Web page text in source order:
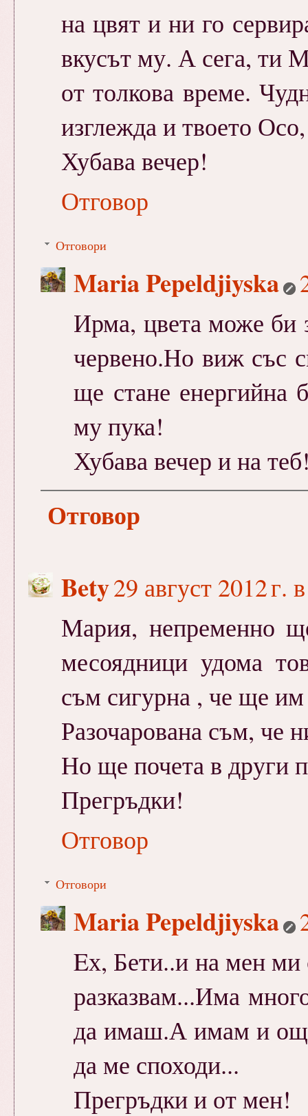
на цвят и ни го
вкусът му. А сега, ти
от толкова време.
изглежда и твоето
Хубава вечер!
Отговор
Отговори
Maria Pepeldjiyska
Ирма, цвета може би
червено.Но виж със
ще стане енергийна
му пука!
Хубава вечер и на
Отговор
Bety29 август 2012 г.
Мария, непременно
месоядници удома
съм сигурна , че ще им
Разочарована съм, че
Но ще почета в други
Прегръдки!
Отговор
Отговори
Maria Pepeldjiyska
Eх, Бети..и на мен ми
разказвам...Има
да имаш.А имам и още
да ме споходи...
Прегръдки и от мен!